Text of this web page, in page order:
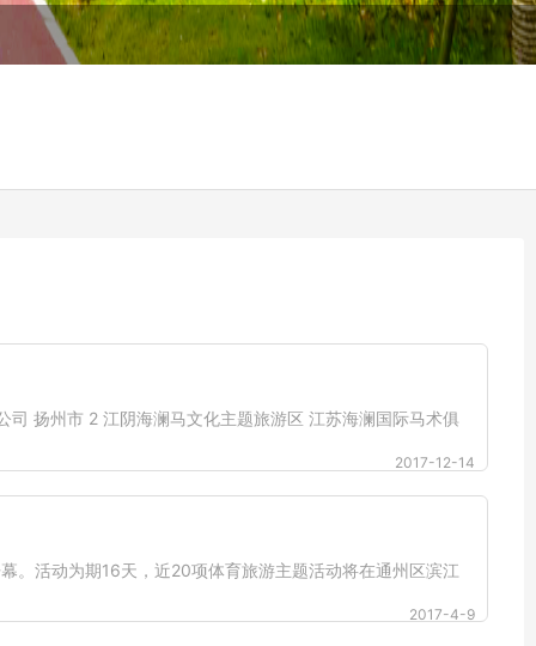
扬州市 2 江阴海澜马文化主题旅游区 江苏海澜国际马术俱
2017-12-14
活动为期16天，近20项体育旅游主题活动将在通州区滨江
2017-4-9